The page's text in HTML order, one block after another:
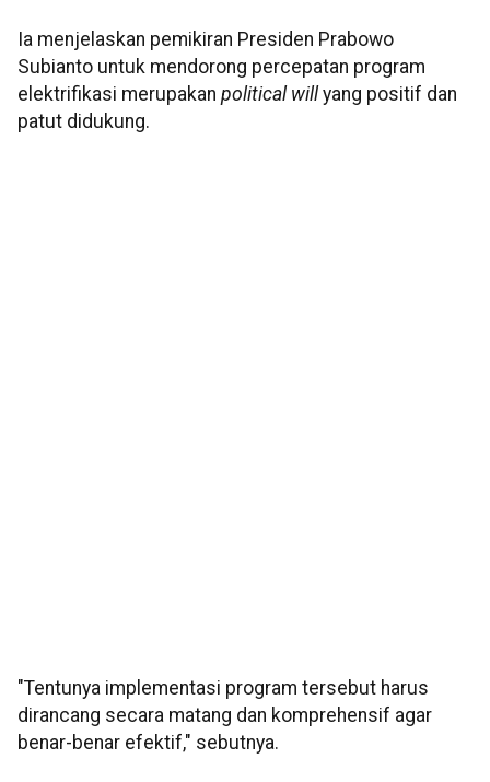
Ia menjelaskan pemikiran Presiden Prabowo
Subianto untuk mendorong percepatan program
elektrifikasi merupakan political will yang positif dan
patut didukung.
"Tentunya implementasi program tersebut harus
dirancang secara matang dan komprehensif agar
benar-benar efektif," sebutnya.